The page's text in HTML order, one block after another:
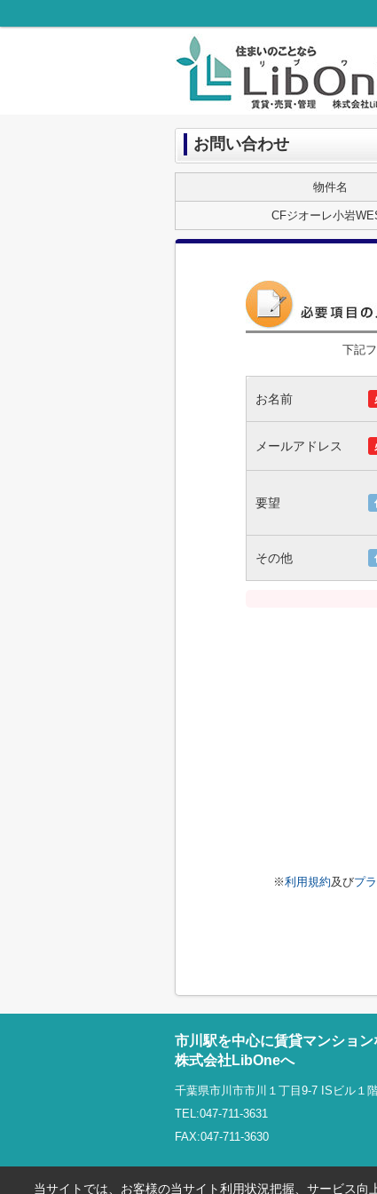
お問い合わせ
物件名
CFジオーレ小岩
下記
お名前
メールアドレス
要望
その他
※利用規約及びプ
市川駅を中心に賃貸マンショ
株式会社LibOneへ
千葉県市川市市川１丁目9-7 ISビル１
TEL:047-711-3631
FAX:047-711-3630
当サイトでは、お客様の当サイト利用状況把握、サービス